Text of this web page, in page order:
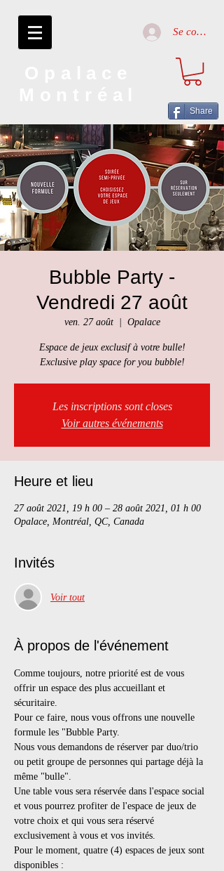
Se connecter
Share
Bubble Party -
Vendredi 27 août
ven. 27 août
  |
Opalace
Espace de jeux exclusif à votre bulle!
Exclusive play space for you bubble!
Les inscriptions sont closes
Voir autres événements
Heure et lieu
27 août 2021, 19 h 00 – 28 août 2021, 01 h 00
Opalace, Montréal, QC, Canada
Invités
Voir tout
À propos de l'événement
Comme toujours, notre priorité est de vous
offrir un espace des plus accueillant et
sécuritaire.
Pour ce faire, nous vous offrons une nouvelle
formule les "Bubble Party.
Nous vous demandons de réserver par duo/trio
ou petit groupe de personnes qui partage déjà la
même "bulle".
Une table vous sera réservée dans l'espace social
et vous pourrez profiter de l'espace de jeux de
votre choix et qui vous sera réservé
exclusivement à vous et vos invités.
Pour le moment, quatre (4) espaces de jeux sont
disponibles :